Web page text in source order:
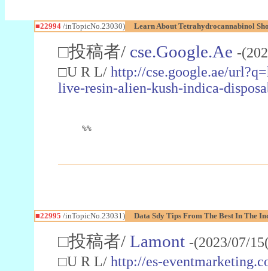
■22994/inTopicNo.23030) Learn About Tetrahydrocannabinol
□投稿者/ cse.Google.Ae -
□U R L/ http://cse.google.ae/
live-resin-alien-kush-indica-
%%
■22995 /inTopicNo.23031) Data Sdy Tips From The Best In The
□投稿者/ Lamont -(2023/07/
□U R L/ http://es-